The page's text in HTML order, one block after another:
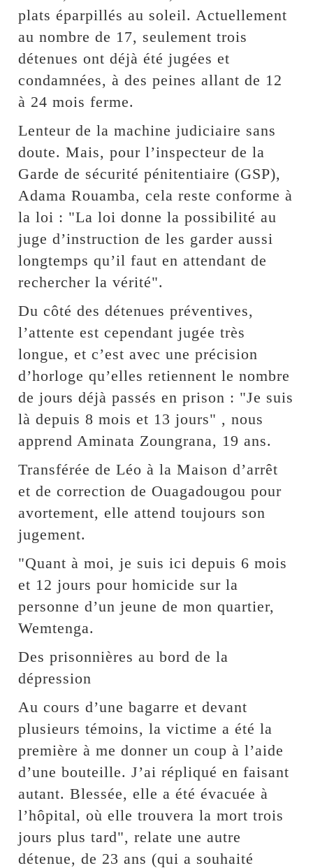
plats éparpillés au soleil. Actuellement
au nombre de 17, seulement trois
détenues ont déjà été jugées et
condamnées, à des peines allant de 12
à 24 mois ferme.
Lenteur de la machine judiciaire sans
doute. Mais, pour l’inspecteur de la
Garde de sécurité pénitentiaire (GSP),
Adama Rouamba, cela reste conforme à
la loi : "La loi donne la possibilité au
juge d’instruction de les garder aussi
longtemps qu’il faut en attendant de
rechercher la vérité".
Du côté des détenues préventives,
l’attente est cependant jugée très
longue, et c’est avec une précision
d’horloge qu’elles retiennent le nombre
de jours déjà passés en prison : "Je suis
là depuis 8 mois et 13 jours" , nous
apprend Aminata Zoungrana, 19 ans.
Transférée de Léo à la Maison d’arrêt
et de correction de Ouagadougou pour
avortement, elle attend toujours son
jugement.
"Quant à moi, je suis ici depuis 6 mois
et 12 jours pour homicide sur la
personne d’un jeune de mon quartier,
Wemtenga.
Des prisonnières au bord de la
dépression
Au cours d’une bagarre et devant
plusieurs témoins, la victime a été la
première à me donner un coup à l’aide
d’une bouteille. J’ai répliqué en faisant
autant. Blessée, elle a été évacuée à
l’hôpital, où elle trouvera la mort trois
jours plus tard", relate une autre
détenue, de 23 ans (qui a souhaité